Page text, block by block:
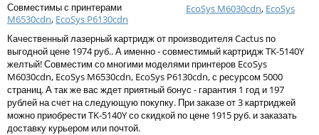
Toshiba
Xerox
Для франкировальной машины
Ленточные картриджи
Тонер и девелопер
Совместимы с принтерами
EcoSys M6030cdn, EcoSys
M6530cdn, EcoSys P6130cdn
Качественный лазерный картридж от производителя Cactus по
выгодной цене 1974 руб.. А именно - совместимый картридж TK-5140Y
желтый! Совместим со многими моделями принтеров EcoSys
M6030cdn, EcoSys M6530cdn, EcoSys P6130cdn, с ресурсом 5000
страниц. А так же вас ждет приятный бонус - гарантия 1 год и 197
рублей на счет на следующую покупку. При заказе от 3 картриджей
можно приобрести TK-5140Y со скидкой по цене 1915 руб. и заказать
доставку курьером или почтой.